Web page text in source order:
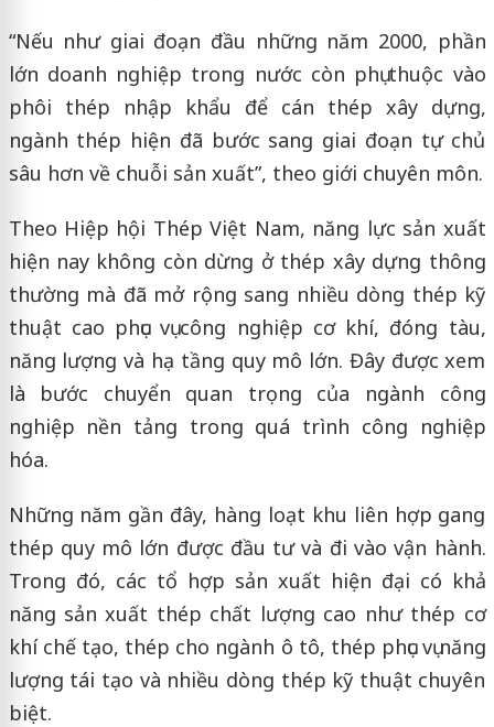
“Nếu như giai đoạn đầu những năm 2000, phần
lớn doanh nghiệp trong nước còn phụ thuộc vào
phôi thép nhập khẩu để cán thép xây dựng,
ngành thép hiện đã bước sang giai đoạn tự chủ
sâu hơn về chuỗi sản xuất”, theo giới chuyên môn.
Theo Hiệp hội Thép Việt Nam, năng lực sản xuất
hiện nay không còn dừng ở thép xây dựng thông
thường mà đã mở rộng sang nhiều dòng thép kỹ
thuật cao phục vụ công nghiệp cơ khí, đóng tàu,
năng lượng và hạ tầng quy mô lớn. Đây được xem
là bước chuyển quan trọng của ngành công
nghiệp nền tảng trong quá trình công nghiệp
hóa.
Những năm gần đây, hàng loạt khu liên hợp gang
thép quy mô lớn được đầu tư và đi vào vận hành.
Trong đó, các tổ hợp sản xuất hiện đại có khả
năng sản xuất thép chất lượng cao như thép cơ
khí chế tạo, thép cho ngành ô tô, thép phục vụ năng
lượng tái tạo và nhiều dòng thép kỹ thuật chuyên
biệt.